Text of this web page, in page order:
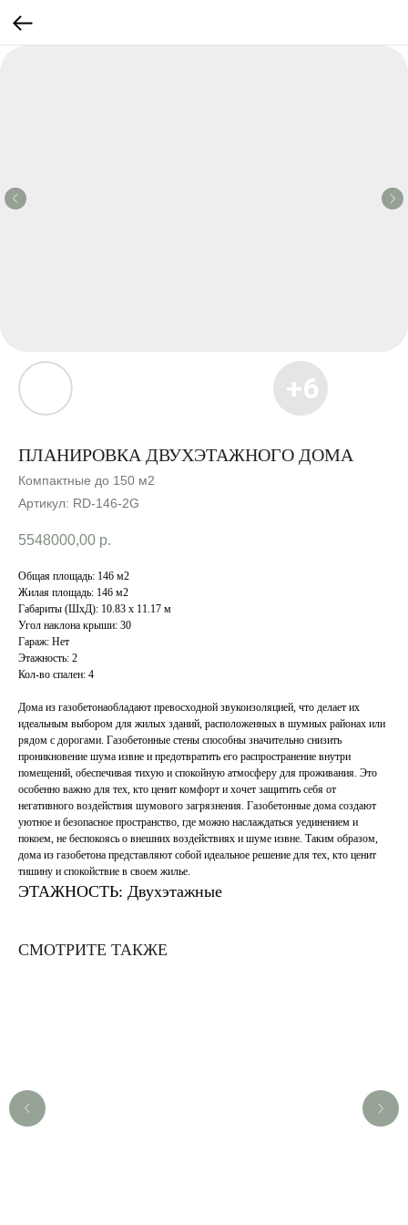
ПЛАНИРОВКА ДВУХЭТАЖНОГО ДОМА
Компактные до 150 м2
Артикул: RD-146-2G
5548000,00 р.
Общая площадь: 146 м2
Жилая площадь: 146 м2
Габариты (ШхД): 10.83 x 11.17 м
Угол наклона крыши: 30
Гараж: Нет
Этажность: 2
Кол-во спален: 4
Дома из газобетонаобладают превосходной звукоизоляцией, что делает их
идеальным выбором для жилых зданий, расположенных в шумных районах или
рядом с дорогами. Газобетонные стены способны значительно снизить
проникновение шума извне и предотвратить его распространение внутри
помещений, обеспечивая тихую и спокойную атмосферу для проживания. Это
особенно важно для тех, кто ценит комфорт и хочет защитить себя от
негативного воздействия шумового загрязнения. Газобетонные дома создают
уютное и безопасное пространство, где можно наслаждаться уединением и
покоем, не беспокоясь о внешних воздействиях и шуме извне. Таким образом,
дома из газобетона представляют собой идеальное решение для тех, кто ценит
тишину и спокойствие в своем жилье.
ЭТАЖНОСТЬ: Двухэтажные
СМОТРИТЕ ТАКЖЕ